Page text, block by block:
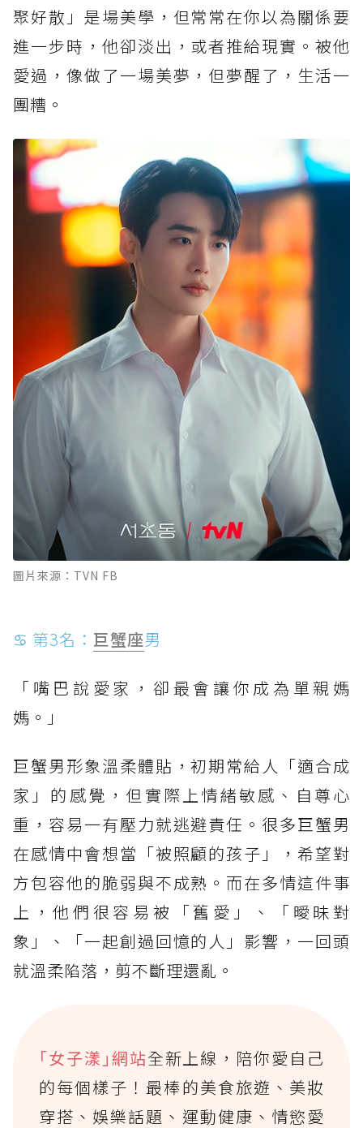
聚好散」是場美學，但常常在你以為關係要
進一步時，他卻淡出，或者推給現實。被他
愛過，像做了一場美夢，但夢醒了，生活一
團糟。
圖片來源：TVN FB
♋ 第3名： 巨蟹座男
「嘴巴說愛家，卻最會讓你成為單親媽
媽。」
巨蟹男形象溫柔體貼，初期常給人「適合成
家」的感覺，但實際上情緒敏感、自尊心
重，容易一有壓力就逃避責任。很多巨蟹男
在感情中會想當「被照顧的孩子」，希望對
方包容他的脆弱與不成熟。而在多情這件事
上，他們很容易被「舊愛」、「曖昧對
象」、「一起創過回憶的人」影響，一回頭
就溫柔陷落，剪不斷理還亂。
｢女子漾｣網站全新上線，陪你愛自己
的每個樣子！最棒的美食旅遊、美妝
穿搭、娛樂話題、運動健康、情慾愛